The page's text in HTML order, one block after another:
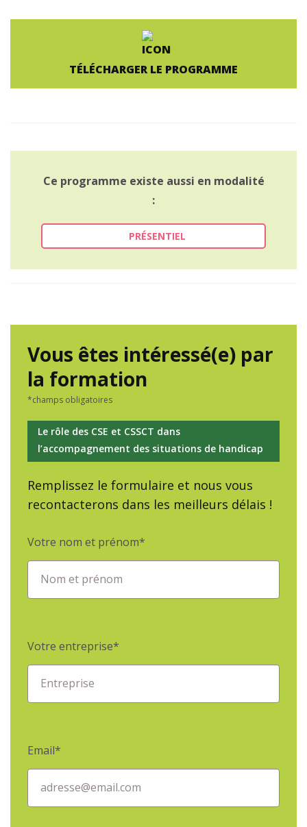
TÉLÉCHARGER LE PROGRAMME
Ce programme existe aussi en modalité
:
PRÉSENTIEL
Vous êtes intéressé(e) par
la formation
*champs obligatoires
Le rôle des CSE et CSSCT dans
l’accompagnement des situations de handicap
Remplissez le formulaire et nous vous
recontacterons dans les meilleurs délais !
Votre nom et prénom*
Nom et prénom
Votre entreprise*
Entreprise
Email*
adresse@email.com